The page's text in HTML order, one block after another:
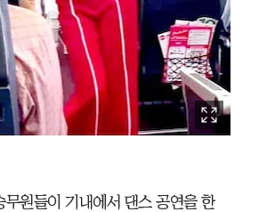
원들이 기내에서 댄스 공연을 한